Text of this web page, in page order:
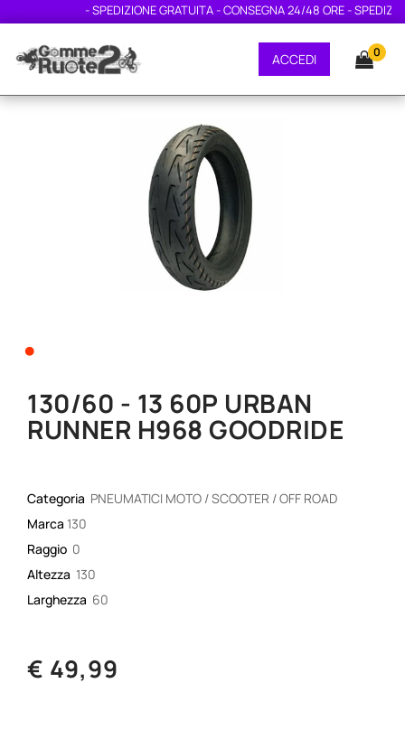
- SPEDIZIONE GRATUITA - CONSEGNA 24/48 ORE -
ACCEDI 0
•
130/60 - 13 60P URBAN
RUNNER H968 GOODRIDE
Categoria PNEUMATICI MOTO / SCOOTER / OFF ROAD
Marca 130
Raggio 0
Altezza 130
Larghezza 60
€ 49,99